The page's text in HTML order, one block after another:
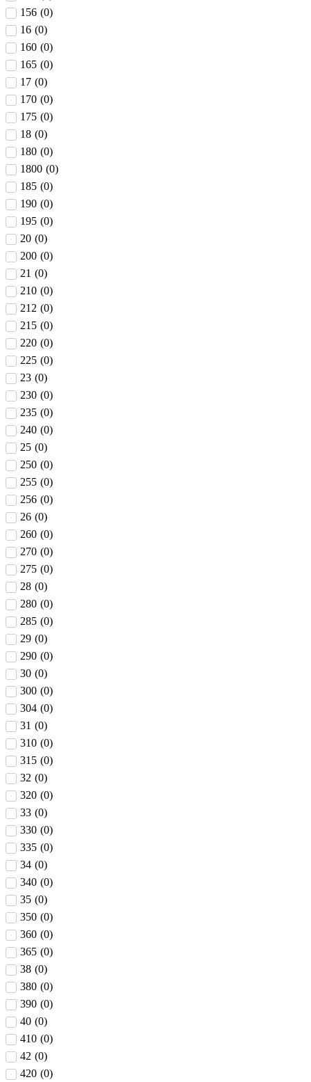
156 (0)
16 (0)
160 (0)
165 (0)
17 (0)
170 (0)
175 (0)
18 (0)
180 (0)
1800 (0)
185 (0)
190 (0)
195 (0)
20 (0)
200 (0)
21 (0)
210 (0)
212 (0)
215 (0)
220 (0)
225 (0)
23 (0)
230 (0)
235 (0)
240 (0)
25 (0)
250 (0)
255 (0)
256 (0)
26 (0)
260 (0)
270 (0)
275 (0)
28 (0)
280 (0)
285 (0)
29 (0)
290 (0)
30 (0)
300 (0)
304 (0)
31 (0)
310 (0)
315 (0)
32 (0)
320 (0)
33 (0)
330 (0)
335 (0)
34 (0)
340 (0)
35 (0)
350 (0)
360 (0)
365 (0)
38 (0)
380 (0)
390 (0)
40 (0)
410 (0)
42 (0)
420 (0)